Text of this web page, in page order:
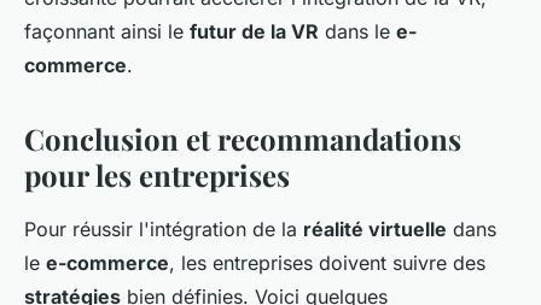
façonnant ainsi le futur de la VR dans le e-
commerce.
Conclusion et recommandations
pour les entreprises
Pour réussir l'intégration de la réalité virtuelle dans
le e-commerce, les entreprises doivent suivre des
stratégies bien définies. Voici quelques